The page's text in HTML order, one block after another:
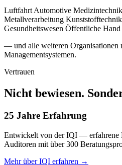
Luftfahrt Automotive Medizintechnik
Metallverarbeitung Kunststofftechnik
Gesundheitswesen Öffentliche Hand
— und alle weiteren Organisationen
Managementsystemen.
Vertrauen
Nicht bewiesen.
25 Jahre Erfahrung
Entwickelt von der IQI — erfahrene
Auditoren mit über 300
Mehr über IQI erfahren →